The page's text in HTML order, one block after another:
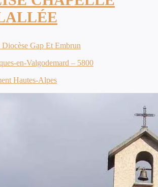
Diocèse Gap Et Embrun
en-Valgodemard – 5800
Hautes-Alpes